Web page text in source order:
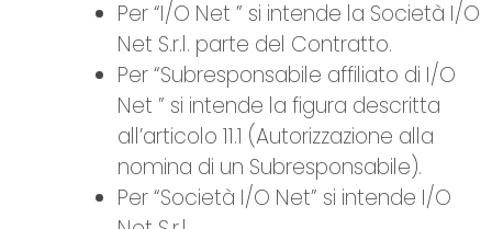
Per “I/O Net ” si intende la Società I/O
Net S.r.l. parte del Contratto.
Per “Subresponsabile affiliato di I/O
Net ” si intende la figura descritta
all’articolo 11.1 (Autorizzazione alla
nomina di un Subresponsabile).
Per “Società I/O Net” si intende I/O